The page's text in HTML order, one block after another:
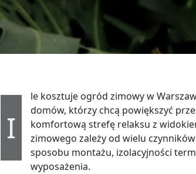
I
le kosztuje ogród zimowy w
domów, którzy chcą powiększyć
komfortową strefę relaksu z
zimowego zależy od wielu
sposobu montażu, izolacyjności
wyposażenia.